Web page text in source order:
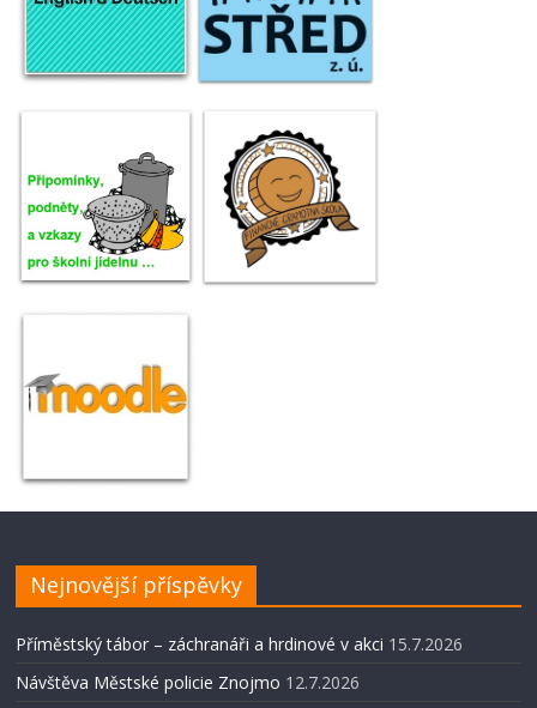
Nejnovější příspěvky
Příměstský tábor – záchranáři a hrdinové v akci 15.7.2026
Návštěva Městské policie Znojmo 12.7.2026